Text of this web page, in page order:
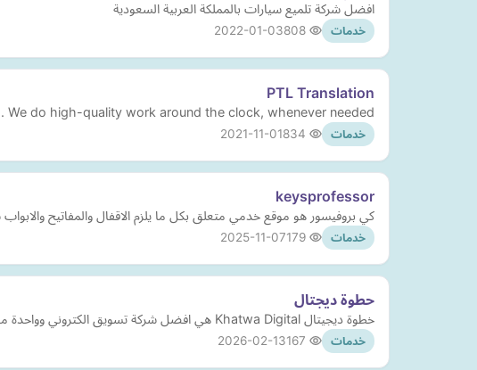
افضل شركة تلميع سيارات بالمملكة العربية السعودية
خدمات 2022-01-03
PTL Translation
do high-quality work around the clock, whenever needed.
خدمات 2021-11-01
keysprofessor
كي بروفيسور هو موقع خدمي متعلق بكل ما يلزم الاقفال والمفاتيح
خدمات 2025-11-07
حطوة ديجتال
خطوة ديجيتال Khatwa Digital هي افضل شركة تسويق الكتروني وواحدة من افضل وكالات التسويق الالكتروني في المنطقة.
خدمات 2026-02-13